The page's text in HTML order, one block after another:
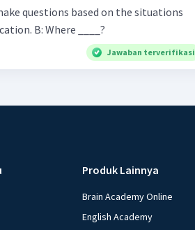
questions based on the situations
described. A: I'm going on vacation. B: Where ____?
Jawaban terverifikasi
Produk Lainnya
Brain Academy Online
English Academy